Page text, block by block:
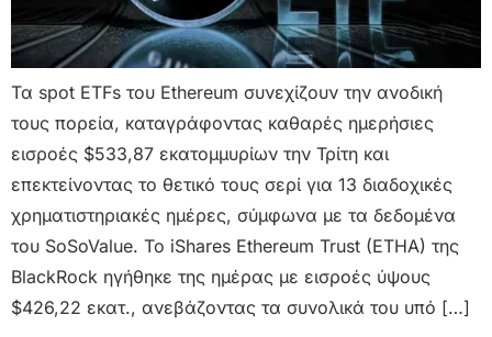
Τα spot ETFs του Ethereum συνεχίζουν την ανοδική
τους πορεία, καταγράφοντας καθαρές ημερήσιες
εισροές $533,87 εκατομμυρίων την Τρίτη και
επεκτείνοντας το θετικό τους σερί για 13 διαδοχικές
χρηματιστηριακές ημέρες, σύμφωνα με τα δεδομένα
του SoSoValue. Το iShares Ethereum Trust (ETHA) της
BlackRock ηγήθηκε της ημέρας με εισροές ύψους
$426,22 εκατ., ανεβάζοντας τα συνολικά του υπό […]